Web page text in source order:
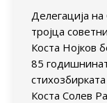
Делегација
тројца
Коста Нојков
85
Коста Солев